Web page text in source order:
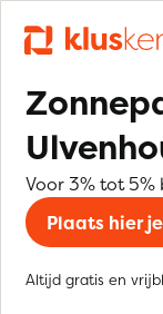
Voor 3% tot
Plaats hier
Altijd gratis en